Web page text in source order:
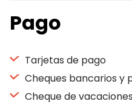
Pago
Tarjetas de pago
Cheques bancarios y
Cheque de vacaciones